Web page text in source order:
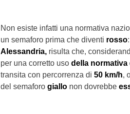
Non esiste infatti una normativa
un semaforo prima che diventi rosso
Alessandria, risulta che,
per una corretto uso della normativa
transita con percorrenza di 50 km/h,
del semaforo giallo non dovrebbe